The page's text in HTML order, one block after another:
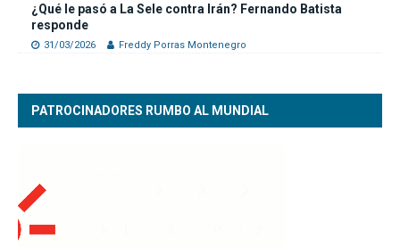
¿Qué le pasó a La Sele contra Irán? Fernando Batista
responde
31/03/2026 Freddy Porras Montenegro
PATROCINADORES RUMBO AL MUNDIAL